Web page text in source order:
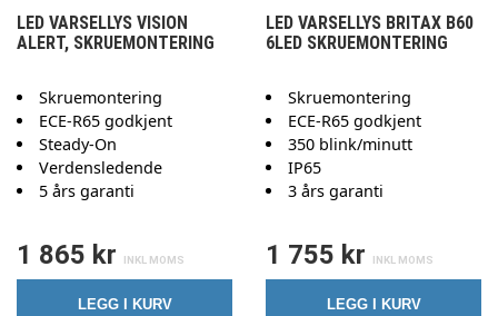
LED VARSELLYS VISION
ALERT, SKRUEMONTERING
Skruemontering
ECE-R65 godkjent
Steady-On
Verdensledende
5 års garanti
1 865 kr
LEGG I KURV
LED VARSELLYS BRITAX B60
6LED SKRUEMONTERING
Skruemontering
ECE-R65 godkjent
350 blink/minutt
IP65
3 års garanti
1 755 kr
LEGG I KURV